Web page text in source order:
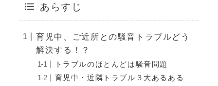
あらすじ
育児中、ご近所との騒音トラブルどう
解決する！？
トラブルのほとんどは騒音問題
育児中・近隣トラブル３大あるある